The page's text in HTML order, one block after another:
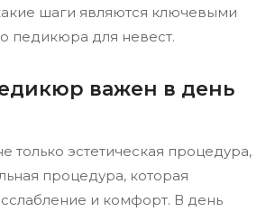
шаги являются ключевыми
педикюра для невест.
важен в день
только эстетическая процедура,
процедура, которая
и комфорт. В день